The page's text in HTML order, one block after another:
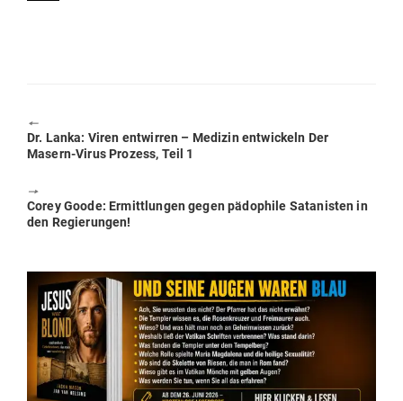
🠔
Previous
post:
Dr. Lanka: Viren ent­wirren – Medizin ent­wi­ckeln Der
Masern-Virus Prozess, Teil 1
🠖
Next
post:
Corey Goode: Ermitt­lungen gegen pädo­phile Sata­nisten in
den Regierungen!